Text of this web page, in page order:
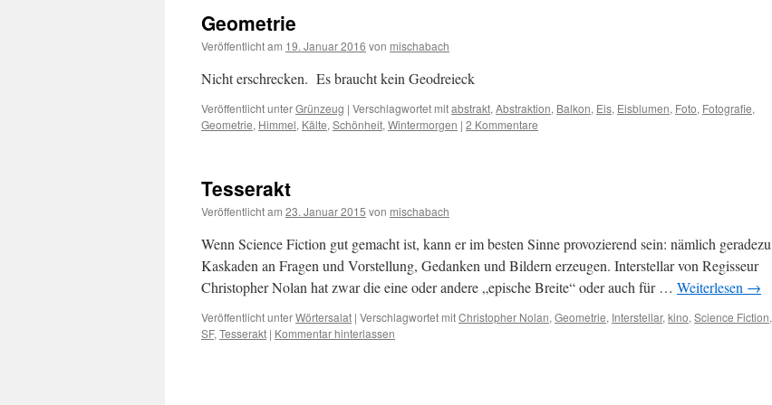
Geometrie
Veröffentlicht am 19. Januar 2016 von mischabach
Nicht erschrecken. Es braucht kein Geodreieck
Veröffentlicht unterGrünzeug | Verschlagwortet mitabstrakt, Abstraktion, Balkon, Eis, Eisblumen, Foto, Fotografie,
Geometrie, Himmel, Kälte, Schönheit, Wintermorgen | 2 Kommentare
Tesserakt
Veröffentlicht am 23. Januar 2015 von mischabach
Wenn Science Fiction gut gemacht ist, kann er im besten Sinne provozierend sein: nämlich geradezu
Kaskaden an Fragen und Vorstellung, Gedanken und Bildern erzeugen. Interstellar von Regisseur
Christopher Nolan hat zwar die eine oder andere „epische Breite“ oder auch für … Weiterlesen →
Veröffentlicht unterWörtersalat | Verschlagwortet mitChristopher Nolan, Geometrie, Interstellar, kino, Science Fiction,
SF, Tesserakt | Kommentar hinterlassen